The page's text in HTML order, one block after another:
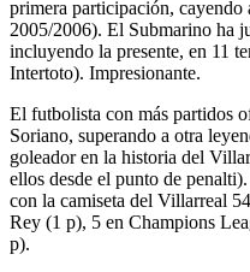
primera participación, cayendo
2005/2006). El Submarino ha
incluyendo la presente, en 11
Intertoto). Impresionante.
El futbolista con más partidos
Soriano, superando a otra
goleador en la historia del
ellos desde el punto de
con la camiseta del Villarreal
Rey (1 p), 5 en Champions
p).